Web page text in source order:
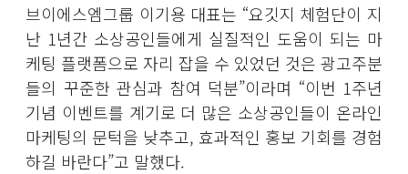
브이에스엠그룹 이기용 대표는 “요깃지 체험단이 지
난 1년간 소상공인들에게 실질적인 도움이 되는 마
케팅 플랫폼으로 자리 잡을 수 있었던 것은 광고주분
들의 꾸준한 관심과 참여 덕분”이라며 “이번 1주년
기념 이벤트를 계기로 더 많은 소상공인들이 온라인
마케팅의 문턱을 낮추고, 효과적인 홍보 기회를 경험
하길 바란다”고 말했다.